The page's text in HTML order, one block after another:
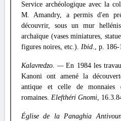
Service archéologique avec la
M. Amandry, a permis d'en
découvrir, sous un mur
archaïque (vases miniatures,
figures noires, etc.). Ibid., p. 186-
Kalavredzo. —En 1984 les
Kanoni ont amené la
antique et celle de monnaies
romaines. Elefthéri Gnomi,
Église de la Panaghia